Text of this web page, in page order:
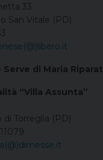
33
San Vitale (PD)
Serve di Maria
“Villa Assunta”
Torreglia (PD)